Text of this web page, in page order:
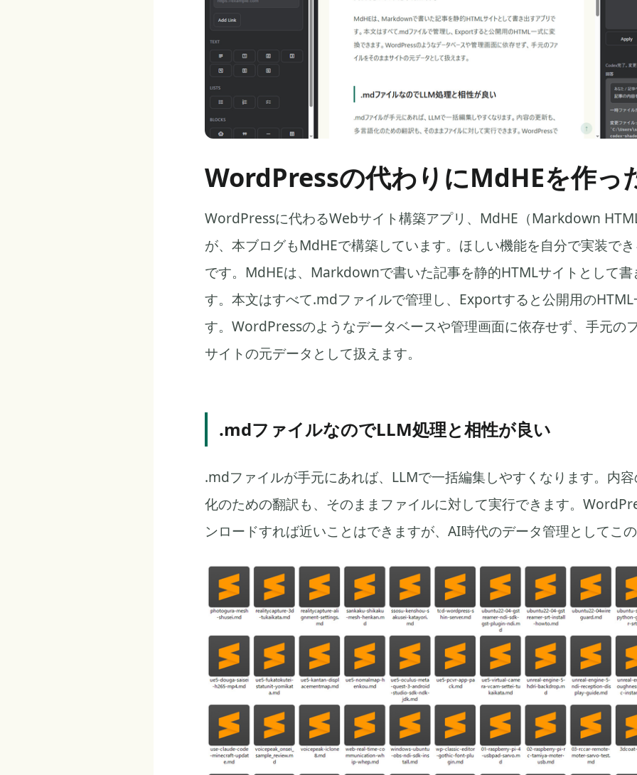
WordPressの代わりにMdHEを作っ
WordPressに代わるWebサイト構築アプリ、MdHE（Markdown
が、本ブログもMdHEで構築しています。ほしい機能を自分で実装で
です。MdHEは、Markdownで書いた記事を静的HTMLサイトとして書
す。本文はすべて.mdファイルで管理し、Exportすると公開用の
す。WordPressのようなデータベースや管理画面に依存せず、手元の
サイトの元データとして扱えます。
.mdファイルなのでLLM処理と相性が良い
.mdファイルが手元にあれば、LLMで一括編集しやすくなります。内
化のための翻訳も、そのままファイルに対して実行できます。
ンロードすれば近いことはできますが、AI時代のデータ管理としてこ